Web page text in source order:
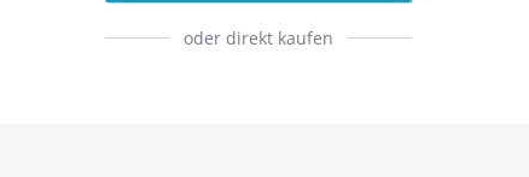
oder direkt kaufen